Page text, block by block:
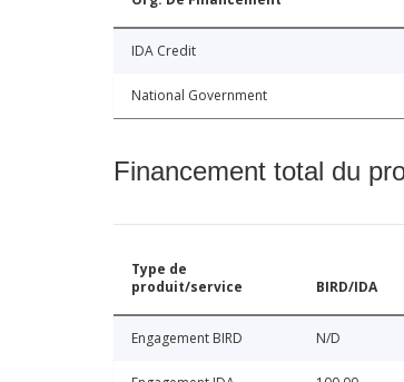
IDA Credit
National Government
Financement total du
Type de
produit/service
BIRD/IDA
Engagement BIRD N/D